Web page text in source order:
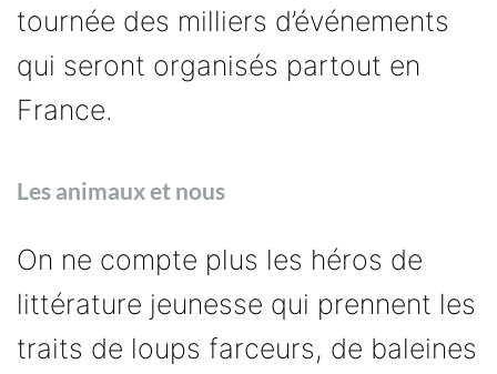
tournée des milliers d’événements
qui seront organisés partout en
France.
Les animaux et nous
On ne compte plus les héros de
littérature jeunesse qui prennent les
traits de loups farceurs, de baleines